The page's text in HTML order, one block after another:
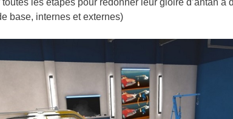
base, internes et externes)